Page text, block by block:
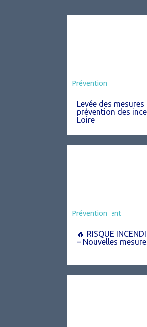
Préfecture
Prévention
Levée des
prévention des
Loire
Agriculture
Arrêté
Environnement
Prévention
🔥 RISQUE
– Nouvelles